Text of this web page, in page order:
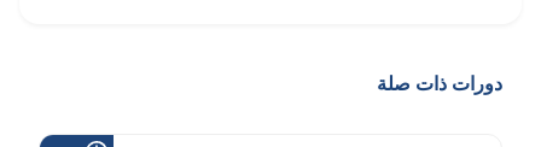
دورات ذات صلة